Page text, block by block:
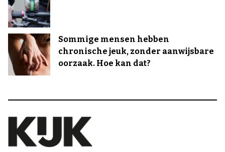
Sommige mensen hebben
chronische jeuk, zonder aanwijsbare
oorzaak. Hoe kan dat?